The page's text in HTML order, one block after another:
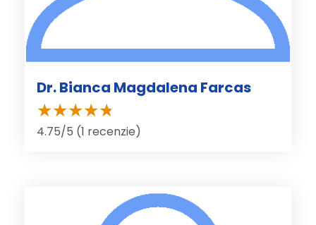
Dr. Bianca Magdalena Farcas
4.75/5 (1 recenzie)